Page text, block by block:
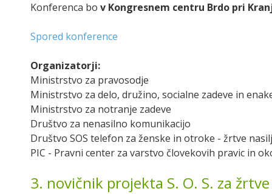
Konferenca bo v Kongresnem centru Brdo pri
Spored konference
Organizatorji:
Ministrstvo za pravosodje
Ministrstvo za delo, družino, socialne zadeve in
Ministrstvo za notranje zadeve
Društvo za nenasilno komunikacijo
Društvo SOS telefon za ženske in otroke - žrtve
PIC - Pravni center za varstvo človekovih pravic in
3. novičnik projekta S. O. S. za žrtve